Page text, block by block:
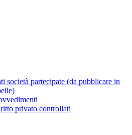
società partecipate (da pubblicare in
privato controllati